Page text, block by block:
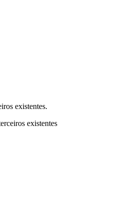
existentes.
existentes